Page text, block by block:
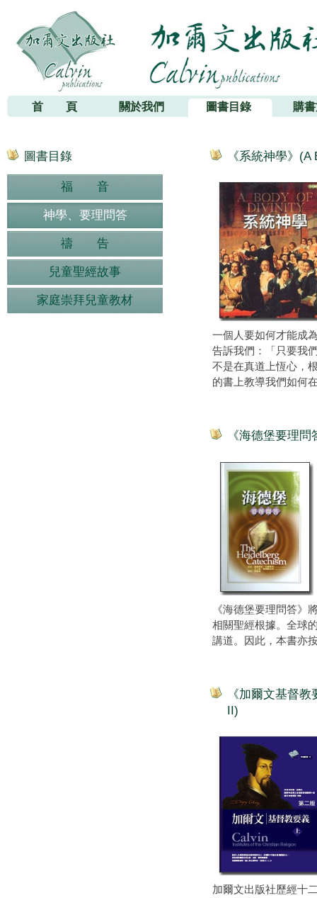
加爾文出版社
首 頁 關於我們 圖書目錄 購
圖書目錄
福 音
神學、要理問答
禱 告
兒童聖經故事
家庭崇拜兒童教材
《系統神學》
一個人要如何才能成
告訴我們：「只要我
不是在真道上恆心，
的書上教導我們如何
《海德堡要理
《海德堡要理問答》
相關聖經根據。全球
講道。因此，本書亦
《加爾文基督
II)
加爾文出版社歷經十